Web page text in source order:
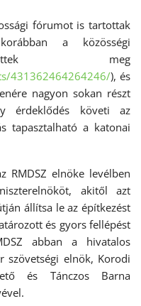
fórumot is tartottak
a közösségi
meg
431362464264246/), és
nagyon sokan részt
érdeklődés követi az
tapasztalható a katonai
RMDSZ elnöke levélben
akitől azt
állítsa le az építkezést
és gyors fellépést
abban a hivatalos
szövetségi elnök, Korodi
és Tánczos Barna